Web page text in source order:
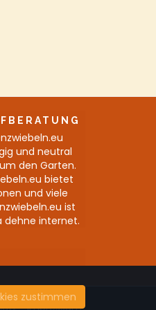
und neutral
den Garten.
bietet
und viele
ist
dehne internet.
Impressum
zustimmen